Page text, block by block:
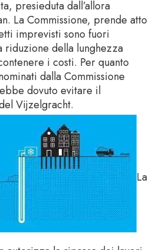
presieduta dall’allora
La Commissione, prende atto
imprevisti sono fuori
riduzione della lunghezza
i costi. Per quanto
dalla Commissione
dovuto evitare il
Vijzelgracht.
La